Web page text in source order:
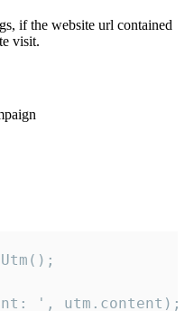
if the website url contained
visit.
', utm.content);